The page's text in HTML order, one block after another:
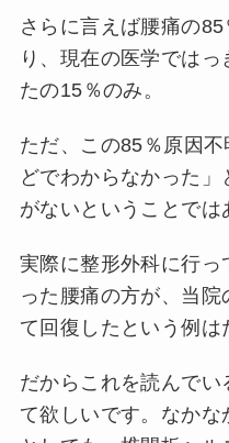
さらに言えば腰痛の
り、現在の医学では
たの15％のみ。
ただ、この85％原因
どでわからなかった
がないということでは
実際に整形外科に行
った腰痛の方が、当
て回復したという例は
だからこれを読んでい
て欲しいです。なかな